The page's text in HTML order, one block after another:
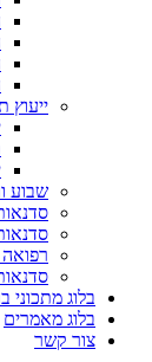
ייעוץ
שבוע
בלוג מתכוני
בלוג מאמרים
צור קשר